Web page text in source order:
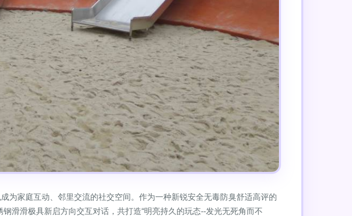
为家庭互动、邻里交流的社交空间。作为一种新锐安全无毒防臭舒适高评的
滑极具新启方向交互对话，共打造“明亮持久的玩态--发光无死角而不